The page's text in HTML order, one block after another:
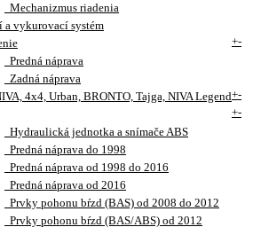
Mechanizmus riadenia
a vykurovací systém
+-
Predná náprava
Zadná náprava
4x4, Urban, BRONTO, Tajga, NIVA Legend+-
+-
Hydraulická jednotka a snímače ABS
Predná náprava do 1998
Predná náprava od 1998 do 2016
Predná náprava od 2016
Prvky pohonu bŕzd (BAS) od 2008 do 2012
Prvky pohonu bŕzd (BAS/ABS) od 2012